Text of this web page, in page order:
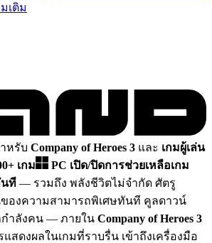
เติม
หรับ Company of Heroes 3 และ เกมผู้เล่น
เกม
PC เปิด/ปิดการช่วยเหลือเกม
นที — รวมถึง พลังชีวิตไม่จำกัด ศัตรู
องความสามารถพิเศษทันที คูลดาวน์
ำลังคน — ภายใน Company of Heroes 3
สดงผลในเกมที่ราบรื่น เข้าถึงเครื่องมือ